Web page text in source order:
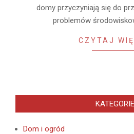
domy przyczyniają się do
problemów
CZYTAJ
KATEGORIE
Dom i ogród